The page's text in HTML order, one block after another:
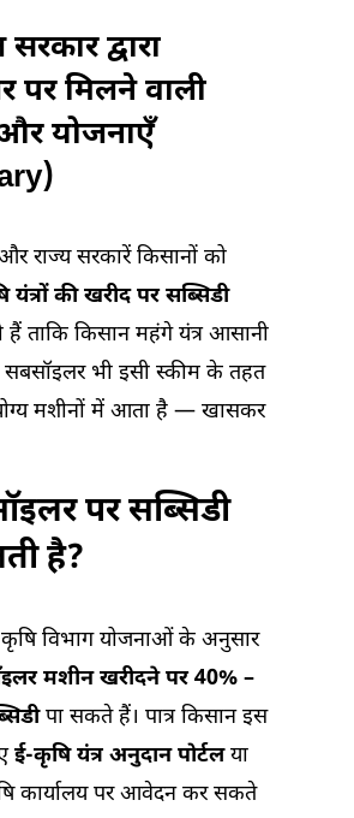
द्वारा
पर मिलने वाली
योजनाएँ
राज्य सरकारें किसानों को
की खरीद पर सब्सिडी
हैं ताकि किसान महंगे यंत्र आसानी
भी इसी स्कीम के तहत
मशीनों में आता है — खासकर
पर सब्सिडी
है?
कृषि विभाग योजनाओं के अनुसार
मशीन खरीदने पर 40% –
पा सकते हैं। पात्र किसान इस
ई-कृषि यंत्र अनुदान पोर्टलया
कार्यालय पर आवेदन कर सकते